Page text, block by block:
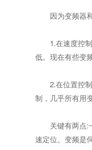
因为变频器和
1.在速度控制
低。现在有些变
2.在位置控制
制，几乎所有用
关键有两点:一
速定位。变频是